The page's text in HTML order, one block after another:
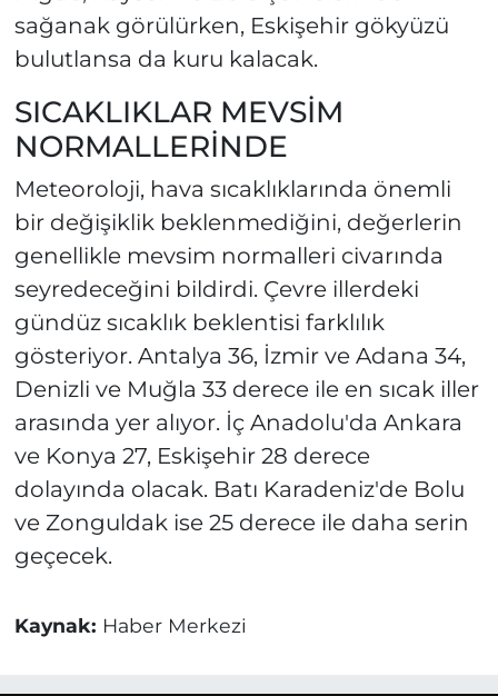
sağanak görülürken, Eskişehir gökyüzü
bulutlansa da kuru kalacak.
SICAKLIKLAR MEVSİM
NORMALLERİNDE
Meteoroloji, hava sıcaklıklarında önemli
bir değişiklik beklenmediğini, değerlerin
genellikle mevsim normalleri civarında
seyredeceğini bildirdi. Çevre illerdeki
gündüz sıcaklık beklentisi farklılık
gösteriyor. Antalya 36, İzmir ve Adana 34,
Denizli ve Muğla 33 derece ile en sıcak iller
arasında yer alıyor. İç Anadolu'da Ankara
ve Konya 27, Eskişehir 28 derece
dolayında olacak. Batı Karadeniz'de Bolu
ve Zonguldak ise 25 derece ile daha serin
geçecek.
Kaynak: Haber Merkezi